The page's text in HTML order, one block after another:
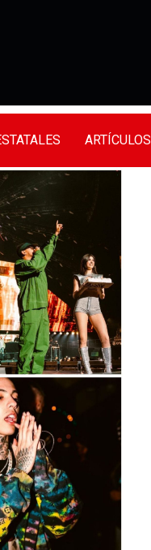
ARTÍCULOS